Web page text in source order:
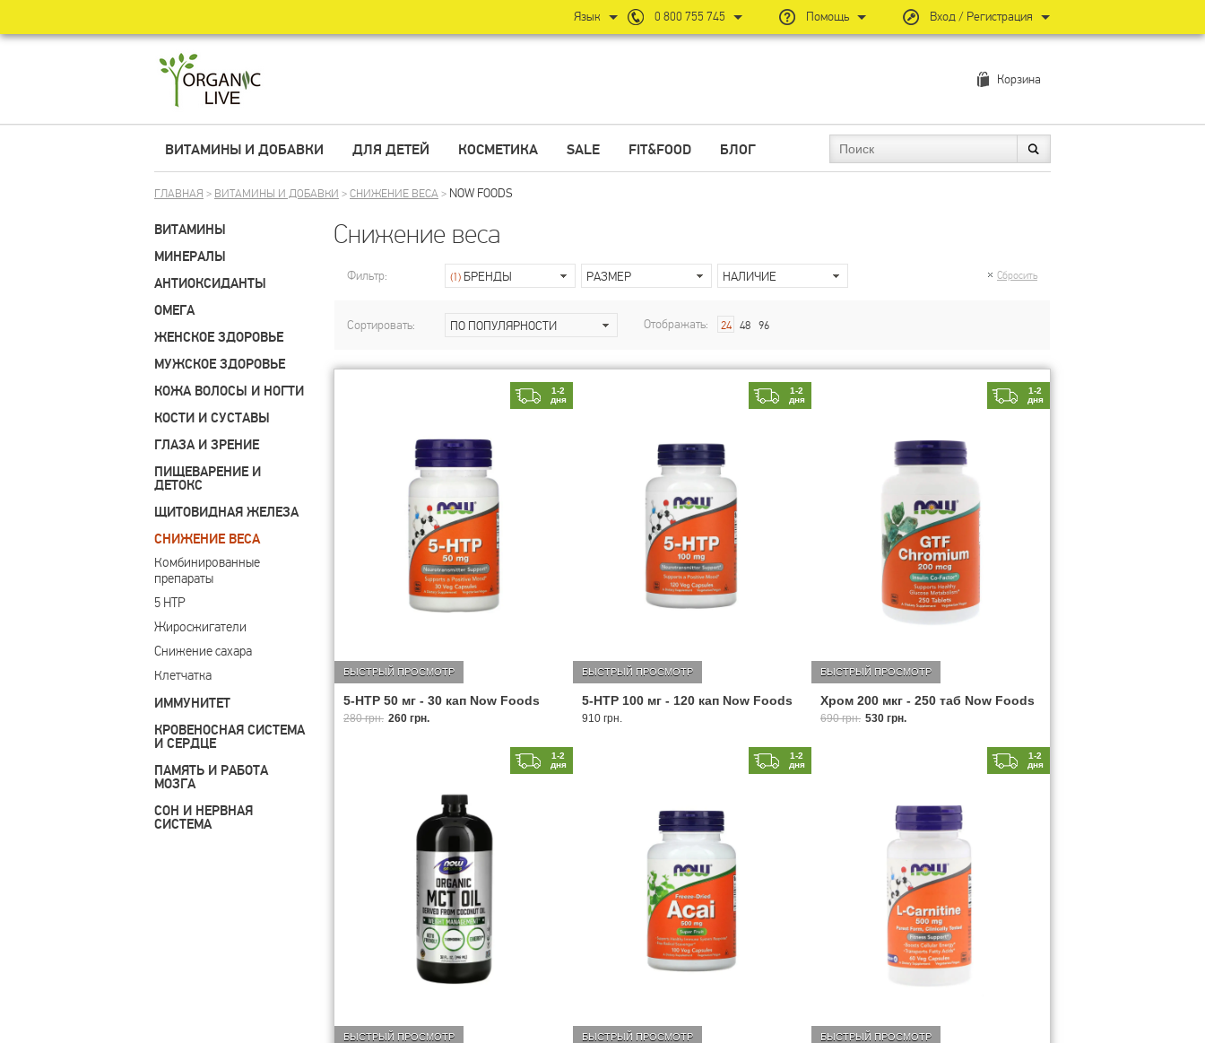
Корзина
ВИТАМИНЫ И ДОБАВКИ ДЛЯ ДЕТЕЙ КОСМЕТИКА SALE FIT&FOOD БЛОГ
ГЛАВНАЯ > ВИТАМИНЫ И ДОБАВКИ >СНИЖЕНИЕ ВЕСА> NOW FOODS
ВИТАМИНЫ
МИНЕРАЛЫ
АНТИОКСИДАНТЫ
ОМЕГА
ЖЕНСКОЕ ЗДОРОВЬЕ
МУЖСКОЕ ЗДОРОВЬЕ
КОЖА ВОЛОСЫ И НОГТИ
КОСТИ И СУСТАВЫ
ГЛАЗА И ЗРЕНИЕ
ПИЩЕВАРЕНИЕ И
ДЕТОКС
ЩИТОВИДНАЯ ЖЕЛЕЗА
СНИЖЕНИЕ ВЕСА
Комбинированные
препараты
5 НТР
Жиросжигатели
Снижение сахара
Клетчатка
ИММУНИТЕТ
КРОВЕНОСНАЯ СИСТЕМА
И СЕРДЦЕ
ПАМЯТЬ И РАБОТА
МОЗГА
СОН И НЕРВНАЯ
СИСТЕМА
Снижение веса
Фильтр: (1) БРЕНДЫ РАЗМЕР НАЛИЧИЕ Сбросить
Сортировать: ПО ПОПУЛЯРНОСТИ Отображать: 24 48 96
1-2
дня
5-HTP 50 мг - 30 кап Now Foods
БЫСТРЫЙ ПРОСМОТР
280 грн. 260 грн.
1-2
дня
5-HTP 100 мг - 120 кап Now Foods
БЫСТРЫЙ ПРОСМОТР
910 грн.
1-2
дня
Хром 200 мкг - 250 таб Now Foods
БЫСТРЫЙ ПРОСМОТР
690 грн. 530 грн.
1-2
дня
БЫСТРЫЙ ПРОСМОТР
1-2
дня
БЫСТРЫЙ ПРОСМОТР
1-2
дня
БЫСТРЫЙ ПРОСМОТР
Вход / Регистрация
Помощь
0 800 755 745
Язык